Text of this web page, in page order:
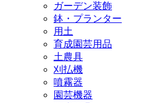
ガーデン装飾
鉢・プランター
用土
育成園芸用品
土農具
刈払機
噴霧器
園芸機器